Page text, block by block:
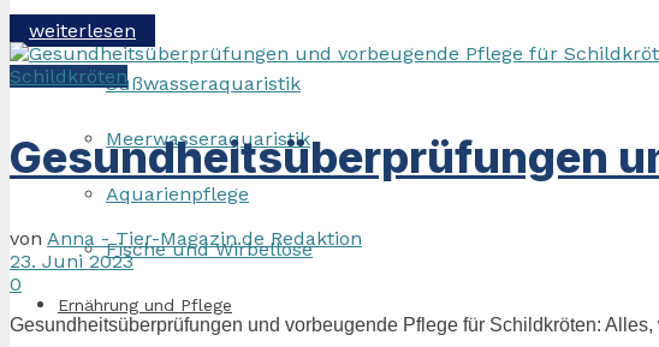
Aquaristik
Süßwasseraquaristik
Meerwasseraquaristik
Aquarienpflege
Fische und Wirbellose
Ernährung und Pflege
weiterlesen
Schildkröten
Gesundheitsüberprüfungen
von Anna - Tier-Magazin.de Redaktion
23. Juni 2023
0
Gesundheitsüberprüfungen und vorbeugende Pflege für Schildkröten: